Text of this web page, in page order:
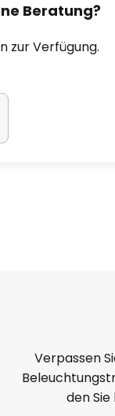
Beratung?
zur Verfügung.
Verpassen
den